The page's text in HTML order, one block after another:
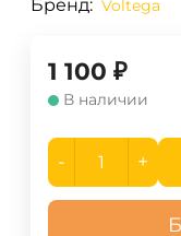
Бренд: Voltega
1 100 ₽
В наличии
- +